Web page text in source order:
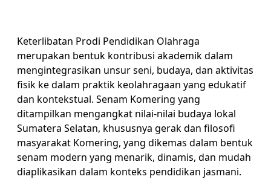
Keterlibatan Prodi Pendidikan Olahraga
merupakan bentuk kontribusi akademik dalam
mengintegrasikan unsur seni, budaya, dan aktivitas
fisik ke dalam praktik keolahragaan yang edukatif
dan kontekstual. Senam Komering yang
ditampilkan mengangkat nilai-nilai budaya lokal
Sumatera Selatan, khususnya gerak dan filosofi
masyarakat Komering, yang dikemas dalam bentuk
senam modern yang menarik, dinamis, dan mudah
diaplikasikan dalam konteks pendidikan jasmani.